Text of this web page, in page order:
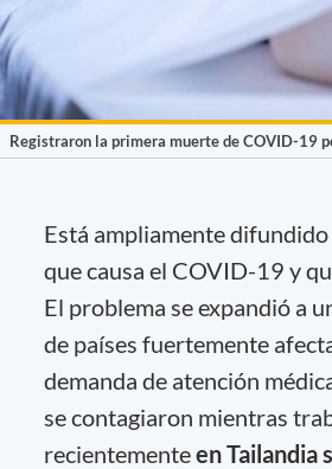
Registraron la primera muerte de COVID-19
Está ampliamente
que causa el COVID-19 y
El problema se expandió a
de países fuertemente
demanda de atención
se contagiaron mientras
recientementeen Tailandia